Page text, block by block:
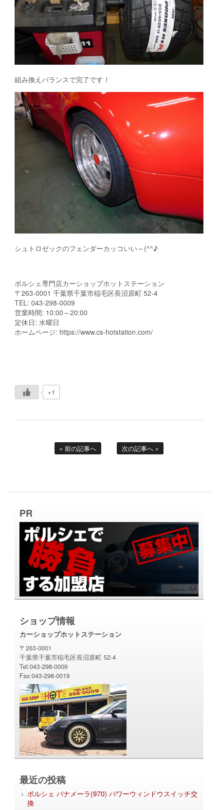
組み換えバランスで完了です！
シュトロゼックのフェンダーカッコいい～(^^♪
ポルシェ専門店カーショップホットステーション
〒263-0001 千葉県千葉市稲毛区長沼原町 52-4
TEL: 043-298-0009
営業時間: 10:00～20:00
定休日: 水曜日
ホームページ: https://www.cs-hotstation.com/
+1
« 前の記事へ 次の記事へ »
PR
ショップ情報
カーショップホットステーション
〒263-0001
千葉県千葉市稲毛区長沼原町 52-4
Tel:043-298-0009
Fax:043-298-0019
最近の投稿
ポルシェ パナメーラ(970) パワーウィンドウスイッチ交
換